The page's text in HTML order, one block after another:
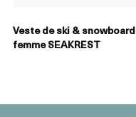
Veste de ski & snowboard
femme SEAKREST